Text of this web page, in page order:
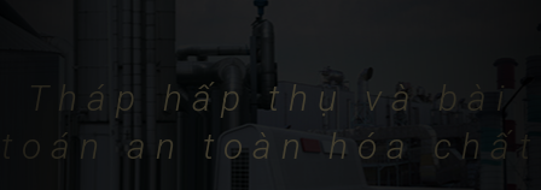
GIỚI THIỆU
Tháp hấp thụ và bài
toán an toàn hóa chất